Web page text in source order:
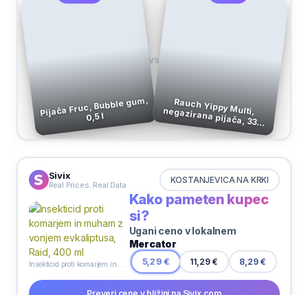
Pijača Fruc, Bubble gum,
0,5 l
VS
Rauch Yippy Multi, negazirana pijača, 330
ml
Sivix
Real Prices. Real Data KOSTANJEVICA NA KRKI
Kako pameten kupec
si?
Ugani ceno v lokalnem
Mercator
5,29 € 11,29 € 8,29 €